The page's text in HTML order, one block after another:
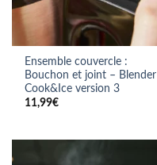
Ensemble couvercle :
Bouchon et joint – Blender
Cook&Ice version 3
11,99€